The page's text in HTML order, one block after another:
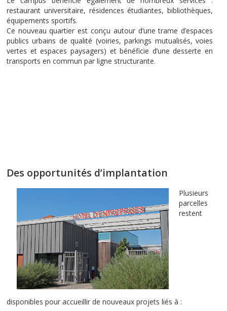
restaurant universitaire, résidences étudiantes, bibliothèques,
équipements sportifs.
Ce nouveau quartier est conçu autour d’une trame d’espaces
publics urbains de qualité (voiries, parkings mutualisés, voies
vertes et espaces paysagers) et bénéficie d’une desserte en
transports en commun par ligne structurante.
Des opportunités d’implantation
Plusieurs
parcelles
restent
disponibles pour accueillir de nouveaux projets liés à :